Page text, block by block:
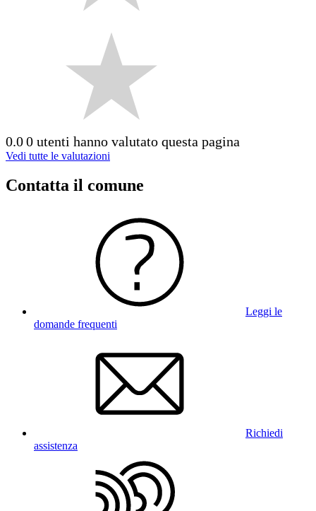
0.00 utenti hanno valutato questa pagina
Vedi tutte le valutazioni
Contatta il comune
Leggi le
domande frequenti
Richiedi
assistenza